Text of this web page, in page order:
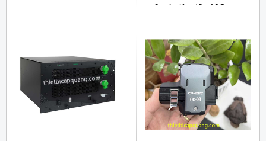
suất cáp lên đến 10G